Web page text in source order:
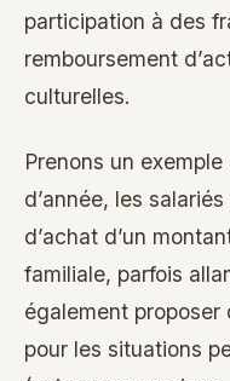
participation à des
remboursement
culturelles.
Prenons un
d’année, les
d’achat d’un
familiale, parfois
également proposer
pour les situations